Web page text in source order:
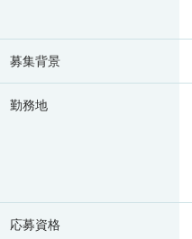
募集背景
勤務地
応募資格